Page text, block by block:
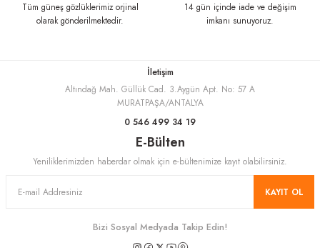
Gönder
Tüm güneş gözlüklerimiz orjinal
olarak gönderilmektedir.
14 gün içinde iade ve değişim
imkanı sunuyoruz.
İletişim
Altındağ Mah. Güllük Cad. 3.Aygün Apt. No: 57 A
MURATPAŞA/ANTALYA
0 546 499 34 19
E-Bülten
Yeniliklerimizden haberdar olmak için e-bültenimize kayıt olabilirsiniz.
KAYIT OL
Bizi Sosyal Medyada Takip Edin!